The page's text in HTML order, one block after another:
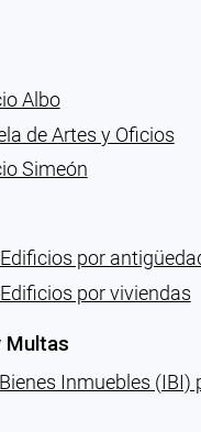
Albo
de Artes y Oficios
Simeón
por
por viviendas
Multas
Inmuebles